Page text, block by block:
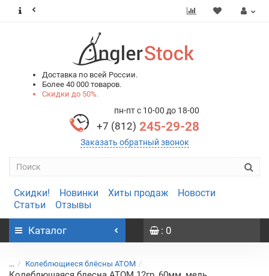
Доставка по всей России.
Более 40 000 товаров.
Скидки до 50%.
пн-пт с 10-00 до 18-00
+7 (812) 245-29-28
Заказать обратный звонок
Скидки! Новинки Хиты продаж
Новости
Статьи
Отзывы
Каталог : 0
... Колеблющиеся блёсны АТОМ